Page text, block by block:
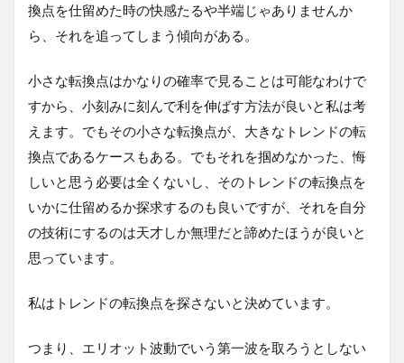
換点を仕留めた時の快感たるや半端じゃありませんか
ら、それを追ってしまう傾向がある。
小さな転換点はかなりの確率で見ることは可能なわけで
すから、小刻みに刻んで利を伸ばす方法が良いと私は考
えます。でもその小さな転換点が、大きなトレンドの転
換点であるケースもある。でもそれを掴めなかった、悔
しいと思う必要は全くないし、そのトレンドの転換点を
いかに仕留めるか探求するのも良いですが、それを自分
の技術にするのは天才しか無理だと諦めたほうが良いと
思っています。
私はトレンドの転換点を探さないと決めています。
つまり、エリオット波動でいう第一波を取ろうとしない